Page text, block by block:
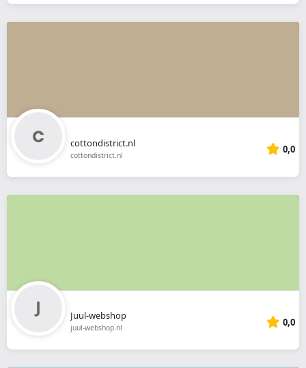
cottondistrict.nl
cottondistrict.nl 0,0
Juul-webshop
juul-webshop.nl 0,0